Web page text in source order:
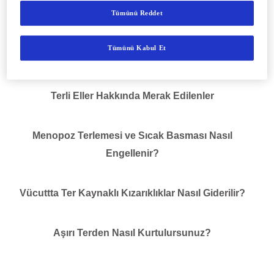
Soğuk Terleme Neden Olur?
Terli Eller Hakkında Merak Edilenler
Menopoz Terlemesi ve Sıcak Basması Nasıl
Engellenir?
Vücuttta Ter Kaynaklı Kızarıklıklar Nasıl Giderilir?
Aşırı Terden Nasıl Kurtulursunuz?
Tümünü Reddet
Tümünü Kabul Et